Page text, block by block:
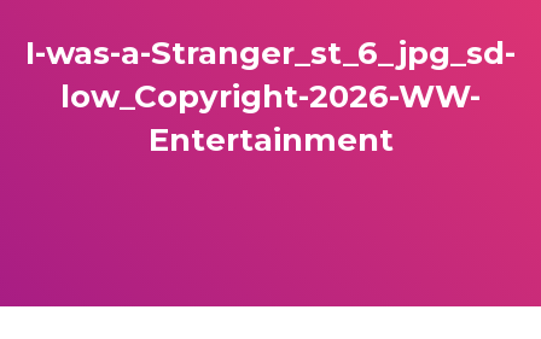
I-was-a-Stranger_st_6_jpg_sd-
low_Copyright-2026-WW-
Entertainment